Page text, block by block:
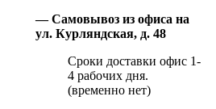
— Самовывоз из офиса на
ул. Курляндская, д. 48
Сроки доставки офис 1-
4 рабочих дня.
(временно нет)